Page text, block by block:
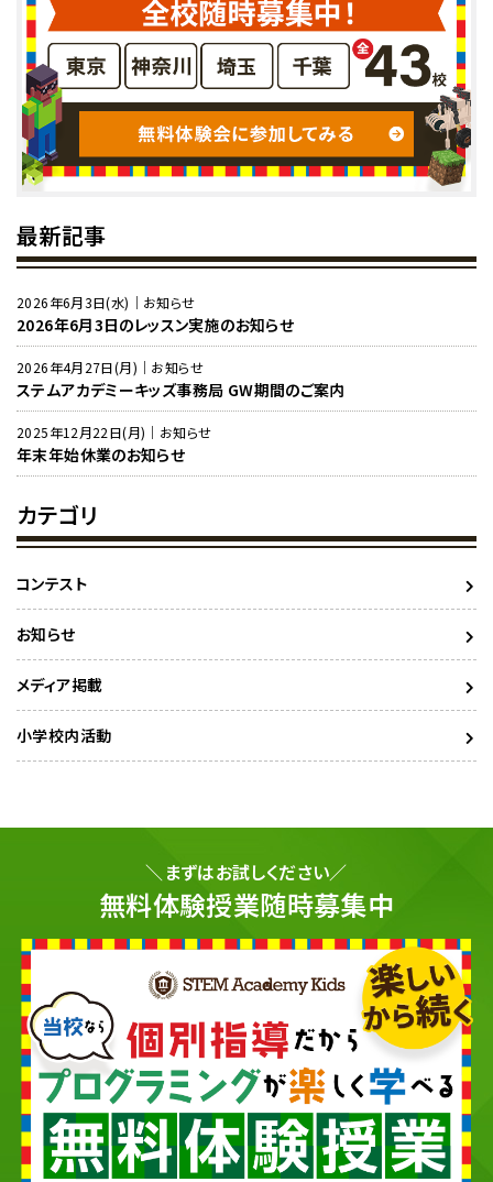
最新記事
2026年6月3日(水)｜お知らせ
2026年6月3日のレッスン実施のお知らせ
2026年4月27日(月)｜お知らせ
ステムアカデミーキッズ事務局 GW期間のご案内
2025年12月22日(月)｜お知らせ
年末年始休業のお知らせ
カテゴリ
コンテスト
お知らせ
メディア掲載
小学校内活動
＼まずはお試しください／
無料体験授業随時募集中